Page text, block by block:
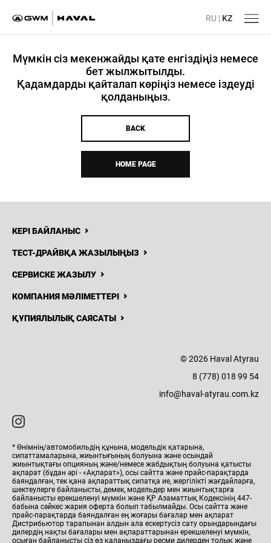
Atyrau
RU | KZ
Мүмкін сіз мекенжайды қате енгіздіңіз немесе
бет жылжытылды.
Қадамдарды қайталап көріңіз немесе іздеуді
қолданыңыз.
BACK
HOME PAGE
КЕРІ БАЙЛАНЫС
ТЕСТ-ДРАЙВҚА ЖАЗЫЛЫҢЫЗ
СЕРВИСКЕ ЖАЗЫЛУ
КОМПАНИЯ МӘЛІМЕТТЕРІ
ҚҰПИЯЛЫЛЫҚ САЯСАТЫ
© 2026 Haval Atyrau
8 (778) 018 99 54
info@haval-atyrau.com.kz
* Өнімнің/автомобильдің құнына, модельдік қатарына,
сипаттамаларына, жиынтығының болуына және осындай
жиынтықтағы опцияның және/немесе жабдықтың болуына қатысты
ақпарат (бұдан әрі - «Ақпарат»), осы сайтта және прайс-парақтарда
баяндалған, тек қана ақпараттық сипатқа ие, жергілікті жағдайларға,
шектеулерге байланысты, демек, модельдер мен жиынтықтарға
байланысты ерекшеленуі мүмкін және ҚР Азаматтық Кодексінің 447-
бабына сәйкес жария оферта болып табылмайды. Осы сайтта және
прайс-парақтарда баяндалған ең жоғары бағалар мен ақпарат
Дистрибьютор тарапынан алдын ала ескертусіз сату орындарындағы
дилердің нақты бағалары мен ақпараттарынан ерекшеленуі мүмкін,
осыған байланысты сіз өз қалаңыздағы ресми дилерден толық және